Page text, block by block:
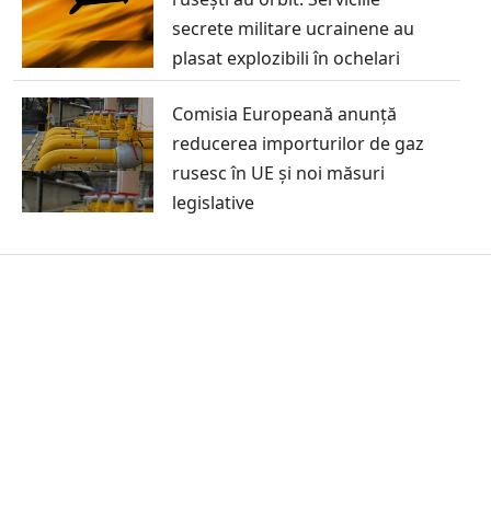
secrete militare ucrainene au
plasat explozibili în ochelari
Comisia Europeană anunță
reducerea importurilor de gaz
rusesc în UE și noi măsuri
legislative